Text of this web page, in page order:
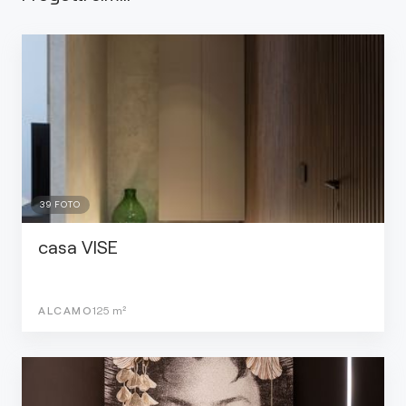
39 FOTO
casa VISE
ALCAMO125 m²